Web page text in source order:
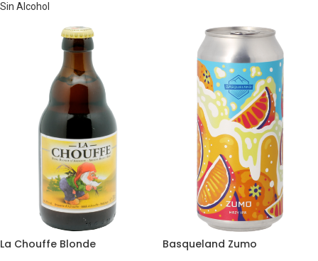
Sin Alcohol
La Chouffe Blonde Basqueland Zumo